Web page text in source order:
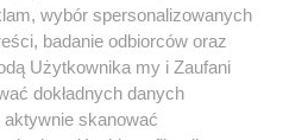
Instagram Youtube
wybór spersonalizowanych
badanie odbiorców oraz
Użytkownika my i Zaufani
dokładnych danych
skanować